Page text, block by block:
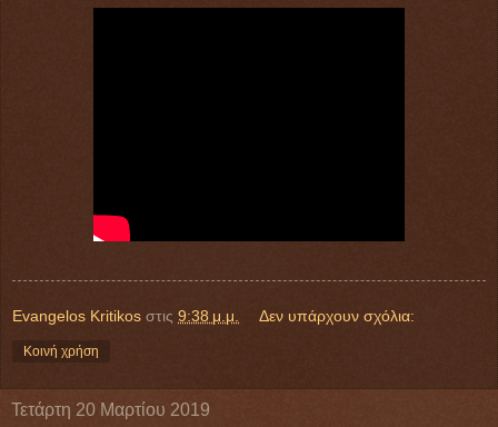
Evangelos Kritikos στις 9:38 μ.μ. Δεν υπάρχουν σχόλια:
Κοινή χρήση
Τετάρτη 20 Μαρτίου 2019